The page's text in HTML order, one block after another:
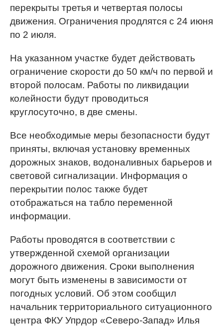
перекрыты третья и четвертая полосы
движения. Ограничения продлятся с 24 июня
по 2 июля.
На указанном участке будет действовать
ограничение скорости до 50 км/ч по первой и
второй полосам. Работы по ликвидации
колейности будут проводиться
круглосуточно, в две смены.
Все необходимые меры безопасности будут
приняты, включая установку временных
дорожных знаков, водоналивных барьеров и
световой сигнализации. Информация о
перекрытии полос также будет
отображаться на табло переменной
информации.
Работы проводятся в соответствии с
утвержденной схемой организации
дорожного движения. Сроки выполнения
могут быть изменены в зависимости от
погодных условий. Об этом сообщил
начальник территориального ситуационного
центра ФКУ Упрдор «Северо-Запад» Илья